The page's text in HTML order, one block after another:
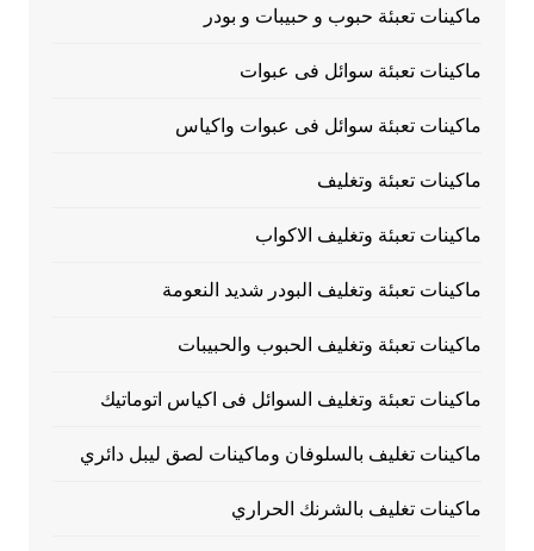
ماكينات تعبئة حبوب و حبيبات و بودر
ماكينات تعبئة سوائل فى عبوات
ماكينات تعبئة سوائل فى عبوات واكياس
ماكينات تعبئة وتغليف
ماكينات تعبئة وتغليف الاكواب
ماكينات تعبئة وتغليف البودر شديد النعومة
ماكينات تعبئة وتغليف الحبوب والحبيبات
ماكينات تعبئة وتغليف السوائل فى اكياس اتوماتيك
ماكينات تغليف بالسلوفان وماكينات لصق ليبل دائري
ماكينات تغليف بالشرنك الحراري